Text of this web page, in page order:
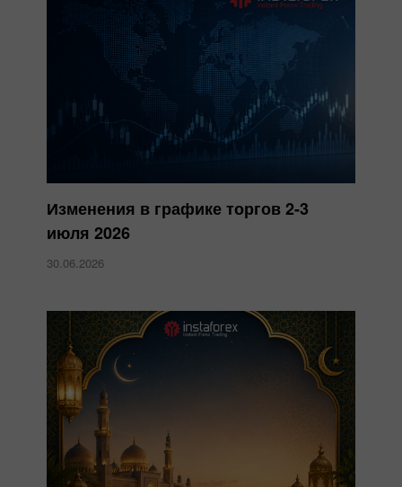
Изменения в графике торгов 2-3
июля 2026
30.06.2026